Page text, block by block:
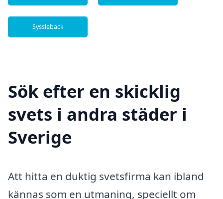
Sysslebäck
Sök efter en skicklig
svets i andra städer i
Sverige
Att hitta en duktig svetsfirma kan ibland
kännas som en utmaning, speciellt om